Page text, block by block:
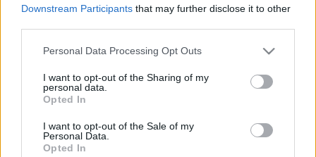
Downstream Participants that may further disclose it to other
Please note that this website/app uses one or more Google
not limited to your visit or usage behaviour. You may click to
grant or deny consent to Google and its third-party tags to
use your data for below specified purposes in below Google
consent section.
Personal Data Processing Opt Outs
I want to opt-out of the Sharing of my
personal data.
Opted In
I want to opt-out of the Sale of my
Personal Data.
Opted In
Inzulinrezisztencia
Inzulinrezisztencia